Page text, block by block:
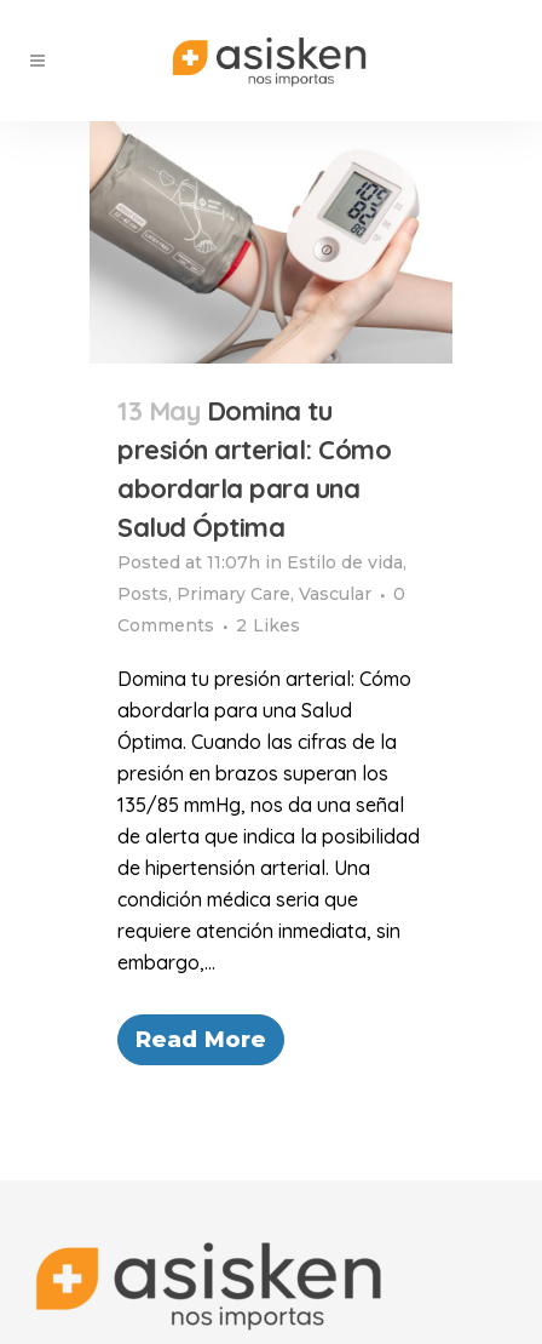
13 May Domina tu
presión arterial: Cómo
abordarla para una
Salud Óptima
Posted at 11:07h in Estilo de vida,
Posts, Primary Care, Vascular
0
Comments
2 Likes
Domina tu presión arterial: Cómo
abordarla para una Salud
Óptima. Cuando las cifras de la
presión en brazos superan los
135/85 mmHg, nos da una señal
de alerta que indica la posibilidad
de hipertensión arterial. Una
condición médica seria que
requiere atención inmediata, sin
embargo,...
Read More